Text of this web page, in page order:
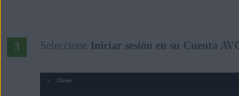
Seleccione Iniciar sesión en su Cuenta